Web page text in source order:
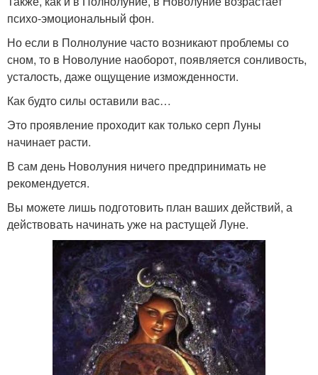
психо-эмоциональный фон.
Но если в Полнолуние часто возникают проблемы со
сном, то в Новолуние наоборот, появляется сонливость,
усталость, даже ощущение изможденности.
Как будто силы оставили вас…
Это проявление проходит как только серп Луны
начинает расти.
В сам день Новолуния ничего предпринимать не
рекомендуется.
Вы можете лишь подготовить план ваших действий, а
действовать начинать уже на растущей Луне.